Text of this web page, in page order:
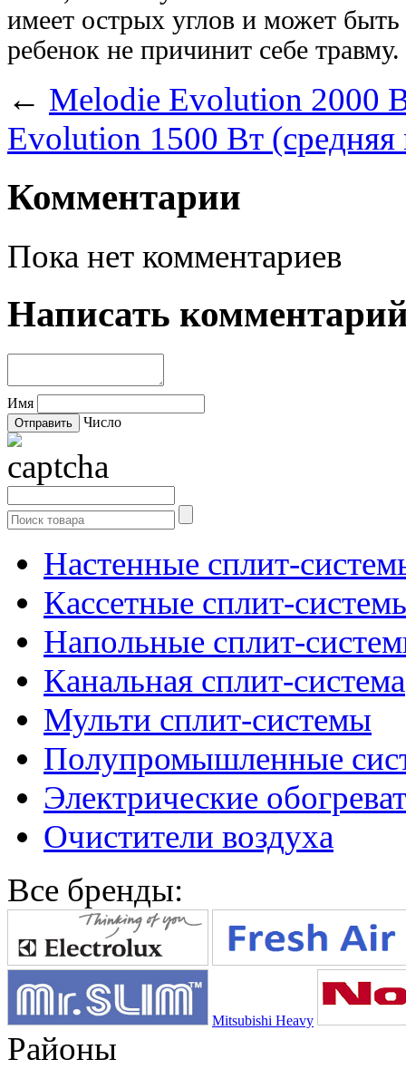
имеет острых углов и может быть
ребенок не причинит себе травму.
← Melodie Evolution 2000
Evolution 1500 Вт (средняя
Комментарии
Пока нет комментариев
Написать
Имя
Число
Настенные сплит-
Кассетные сплит-
Напольные сплит-
Канальная сплит-система
Мульти сплит-системы
Полупромышленные
Электрические
Очистители воздуха
Все бренды:
Mitsubishi Heavy
Районы